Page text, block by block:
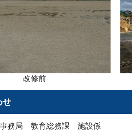
改修前
せ
事務局 教育総務課 施設係